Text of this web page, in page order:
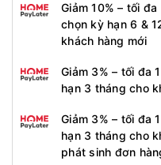
Giảm 10% – tối
chọn kỳ hạn 6 &
khách hàng mới
Giảm 3% – tối đa
hạn 3 tháng cho
Giảm 3% – tối đa
hạn 3 tháng cho
phát sinh đơn